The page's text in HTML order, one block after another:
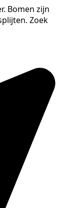
Bomen zijn
Zoek